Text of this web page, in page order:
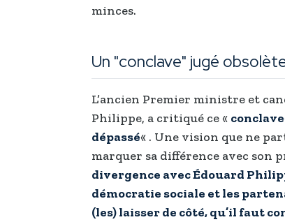
minces.
Un "conclave" jugé
L’ancien Premier ministre et
Philippe, a critiqué ce « conclave
dépassé« . Une vision que ne
marquer sa différence avec son
divergence avec Édouard
démocratie sociale et les
(les) laisser de côté, qu’il faut